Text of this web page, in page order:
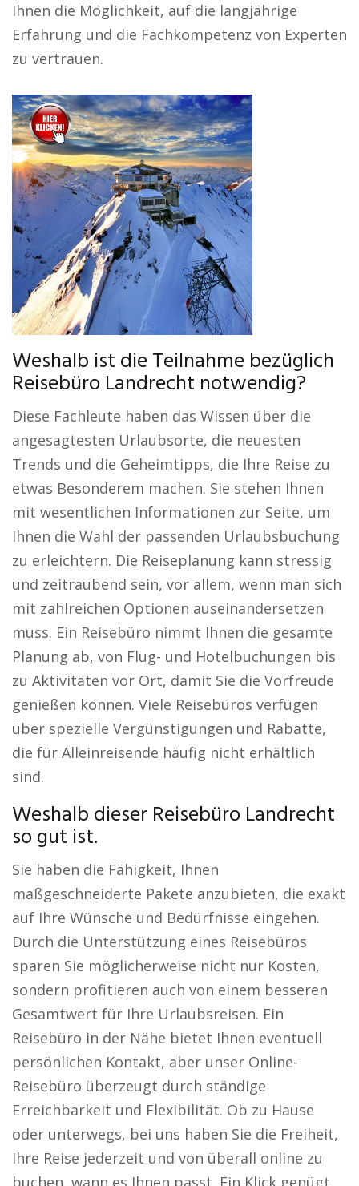
Ihnen die Möglichkeit, auf die langjährige
Erfahrung und die Fachkompetenz von Experten
zu vertrauen.
Weshalb ist die Teilnahme bezüglich
Reisebüro Landrecht notwendig?
Diese Fachleute haben das Wissen über die
angesagtesten Urlaubsorte, die neuesten
Trends und die Geheimtipps, die Ihre Reise zu
etwas Besonderem machen. Sie stehen Ihnen
mit wesentlichen Informationen zur Seite, um
Ihnen die Wahl der passenden Urlaubsbuchung
zu erleichtern. Die Reiseplanung kann stressig
und zeitraubend sein, vor allem, wenn man sich
mit zahlreichen Optionen auseinandersetzen
muss. Ein Reisebüro nimmt Ihnen die gesamte
Planung ab, von Flug- und Hotelbuchungen bis
zu Aktivitäten vor Ort, damit Sie die Vorfreude
genießen können. Viele Reisebüros verfügen
über spezielle Vergünstigungen und Rabatte,
die für Alleinreisende häufig nicht erhältlich
sind.
Weshalb dieser Reisebüro Landrecht
so gut ist.
Sie haben die Fähigkeit, Ihnen
maßgeschneiderte Pakete anzubieten, die exakt
auf Ihre Wünsche und Bedürfnisse eingehen.
Durch die Unterstützung eines Reisebüros
sparen Sie möglicherweise nicht nur Kosten,
sondern profitieren auch von einem besseren
Gesamtwert für Ihre Urlaubsreisen. Ein
Reisebüro in der Nähe bietet Ihnen eventuell
persönlichen Kontakt, aber unser Online-
Reisebüro überzeugt durch ständige
Erreichbarkeit und Flexibilität. Ob zu Hause
oder unterwegs, bei uns haben Sie die Freiheit,
Ihre Reise jederzeit und von überall online zu
buchen, wann es Ihnen passt. Ein Klick genügt,